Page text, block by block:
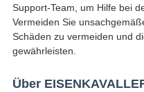
Support-Team, um Hilfe bei
Vermeiden Sie
Schäden zu vermeiden und
gewährleisten.
Über